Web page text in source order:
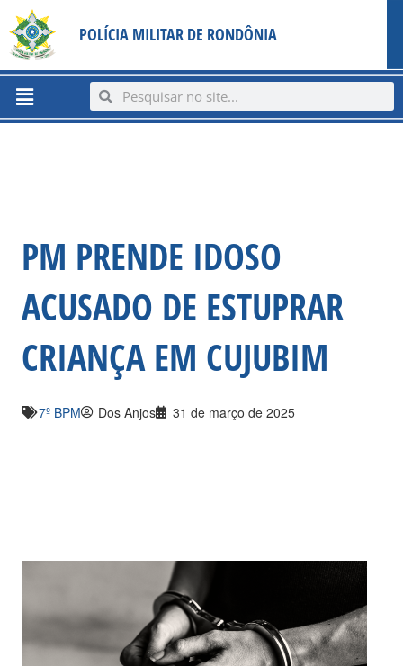
content
para
conteúdo
POLÍCIA MILITAR DE RONDÔNIA
Menu SearchSearch
PM PRENDE IDOSO
ACUSADO DE ESTUPRAR
CRIANÇA EM CUJUBIM
7º BPM Dos Anjos 31 de março de 2025